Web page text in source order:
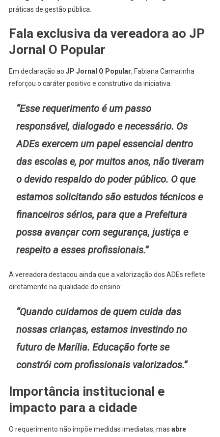
práticas de gestão pública.
Fala exclusiva da vereadora ao JP
Jornal O Popular
Em declaração ao JP Jornal O Popular, Fabiana Camarinha
reforçou o caráter positivo e construtivo da iniciativa:
“Esse requerimento é um passo
responsável, dialogado e necessário. Os
ADEs exercem um papel essencial dentro
das escolas e, por muitos anos, não tiveram
o devido respaldo do poder público. O que
estamos solicitando são estudos técnicos e
financeiros sérios, para que a Prefeitura
possa avançar com segurança, justiça e
respeito a esses profissionais.”
A vereadora destacou ainda que a valorização dos ADEs reflete
diretamente na qualidade do ensino:
“Quando cuidamos de quem cuida das
nossas crianças, estamos investindo no
futuro de Marília. Educação forte se
constrói com profissionais valorizados.”
Importância institucional e
impacto para a cidade
O requerimento não impõe medidas imediatas, mas abre